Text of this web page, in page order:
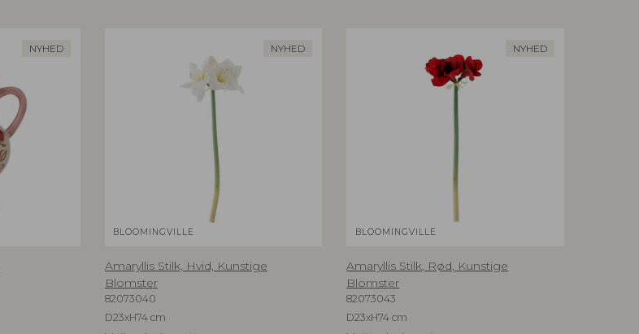
NYHED NYHED
BLOOMINGVILLE
Amaryllis Stilk, Hvid, Kunstige
Blomster
82073040
D23xH74 cm
NYHED
BLOOMINGVILLE
Amaryllis Stilk, Rød, Kunstige
Blomster
82073043
D23xH74 cm